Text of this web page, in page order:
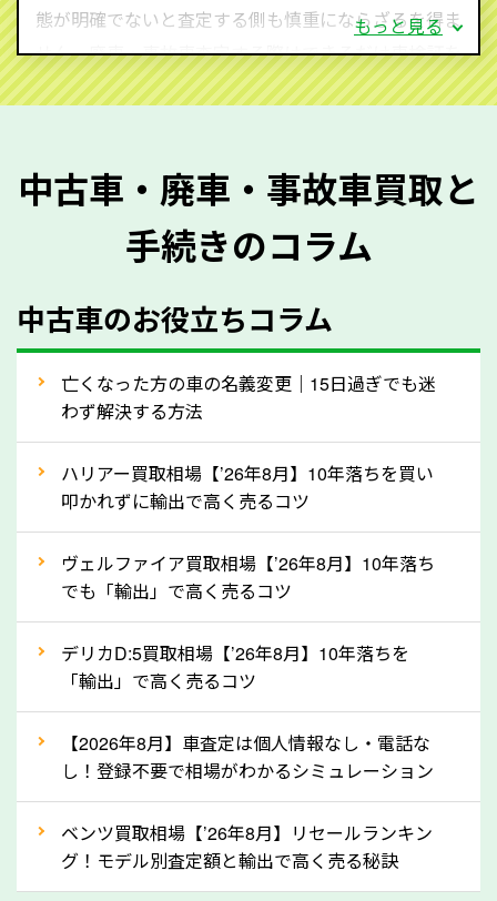
態が明確でないと査定する側も慎重にならざるを得ま
せん。廃車・事故車査定する際はできるだけ車検証を
ご準備ください。車検証があることで車両状態や年式
質問させていただく内容は以下の通りとなります。
メーカー／車種
型式／グレード
走行距離（例：約〇万キロ）
車検の満了日
内装や外装の状態
定を行い高価買取価格をつけやすくなります。
ってきます！
自動車税の還付金は、先に年払いしていた自動車税が
月割りで返還されるものです。ですから、自動車税の
還付金は早めに売却するほど多く還付されます。不要
な車は早めに廃車手続きをしたほうが良いでしょう。
③自動車税の還付金の扱いについて確認し
ましょう！
車を廃車にすると、自動車税の還付金を受け取ること
ができる場合があります。廃車買取業者の中には、還
もっと見る
中古車・廃車・事故車買取と
手続きのコラム
中古車のお役立ちコラム
亡くなった方の車の名義変更｜15日過ぎでも迷
わず解決する方法
ハリアー買取相場【’26年8月】10年落ちを買い
叩かれずに輸出で高く売るコツ
ヴェルファイア買取相場【’26年8月】10年落ち
でも「輸出」で高く売るコツ
デリカD:5買取相場【’26年8月】10年落ちを
「輸出」で高く売るコツ
【2026年8月】車査定は個人情報なし・電話な
し！登録不要で相場がわかるシミュレーション
ベンツ買取相場【’26年8月】リセールランキン
グ！モデル別査定額と輸出で高く売る秘訣